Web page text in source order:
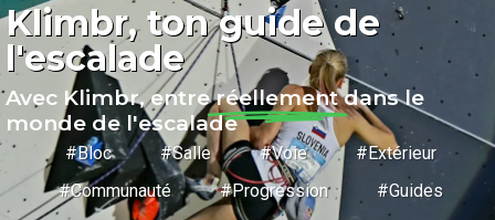
Klimbr, ton guide de
l'escalade
Avec Klimbr, entre réellement dans le
monde de l'escalade
#Bloc #Salle #Voie #Extérieur
#Communauté #Progression #Guides